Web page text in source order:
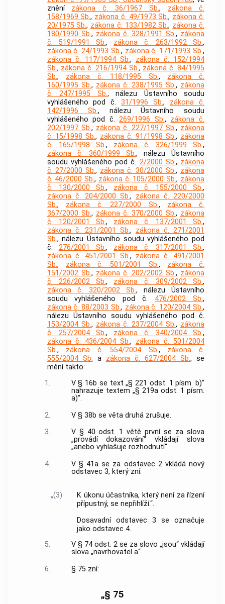
znění zákona č. 36/1967 Sb., zákona č.
158/1969 Sb., zákona č. 49/1973 Sb., zákona č.
20/1975 Sb., zákona č. 133/1982 Sb., zákona č.
180/1990 Sb., zákona č. 328/1991 Sb., zákona
č. 519/1991 Sb., zákona č. 263/1992 Sb.,
zákona č. 24/1993 Sb., zákona č. 171/1993 Sb.,
zákona č. 117/1994 Sb., zákona č. 152/1994
Sb., zákona č. 216/1994 Sb., zákona č. 84/1995
Sb., zákona č. 118/1995 Sb., zákona č.
160/1995 Sb., zákona č. 238/1995 Sb., zákona
č. 247/1995 Sb., nálezu Ústavního soudu
vyhlášeného pod č.31/1996 Sb., zákona č.
142/1996 Sb., nálezu Ústavního soudu
vyhlášeného pod č.269/1996 Sb., zákona č.
202/1997 Sb., zákona č. 227/1997 Sb., zákona
č. 15/1998 Sb., zákona č. 91/1998 Sb., zákona
č. 165/1998 Sb., zákona č. 326/1999 Sb.,
zákona č. 360/1999 Sb., nálezu Ústavního
soudu vyhlášeného pod č. 2/2000 Sb., zákona
č. 27/2000 Sb., zákona č. 30/2000 Sb., zákona
č. 46/2000 Sb., zákona č. 105/2000 Sb., zákona
č. 130/2000 Sb., zákona č. 155/2000 Sb.,
zákona č. 204/2000 Sb., zákona č. 220/2000
Sb., zákona č. 227/2000 Sb., zákona č.
367/2000 Sb., zákona č. 370/2000 Sb., zákona
č. 120/2001 Sb., zákona č. 137/2001 Sb.,
zákona č. 231/2001 Sb., zákona č. 271/2001
Sb., nálezu Ústavního soudu vyhlášeného pod
č. 276/2001 Sb., zákona č. 317/2001 Sb.,
zákona č. 451/2001 Sb., zákona č. 491/2001
Sb., zákona č. 501/2001 Sb., zákona č.
151/2002 Sb., zákona č. 202/2002 Sb., zákona
č. 226/2002 Sb., zákona č. 309/2002 Sb.,
zákona č. 320/2002 Sb., nálezu Ústavního
soudu vyhlášeného pod č. 476/2002 Sb.,
zákona č. 88/2003 Sb., zákona č. 120/2004 Sb.,
nálezu Ústavního soudu vyhlášeného pod č.
153/2004 Sb., zákona č. 237/2004 Sb., zákona
č. 257/2004 Sb., zákona č. 340/2004 Sb.,
zákona č. 436/2004 Sb., zákona č. 501/2004
Sb., zákona č. 554/2004 Sb., zákona č.
555/2004 Sb. a zákona č. 627/2004 Sb., se
mění takto:
1.
V § 16b se text „§ 221 odst. 1 písm. b)“
nahrazuje textem „§ 219a odst. 1 písm.
a)“.
2.
V § 38b se věta druhá zrušuje.
3.
V § 40 odst. 1 větě první se za slova
„provádí dokazování“ vkládají slova
„anebo vyhlašuje rozhodnutí“.
4.
V § 41a se za odstavec 2 vkládá nový
odstavec 3, který zní:
„(3)
K úkonu účastníka, který není za řízení
přípustný, se nepřihlíží.“.
Dosavadní odstavec 3 se označuje
jako odstavec 4.
5.
V § 74 odst. 2 se za slovo „jsou“ vkládají
slova „navrhovatel a“.
6.
§ 75 zní:
„§ 75